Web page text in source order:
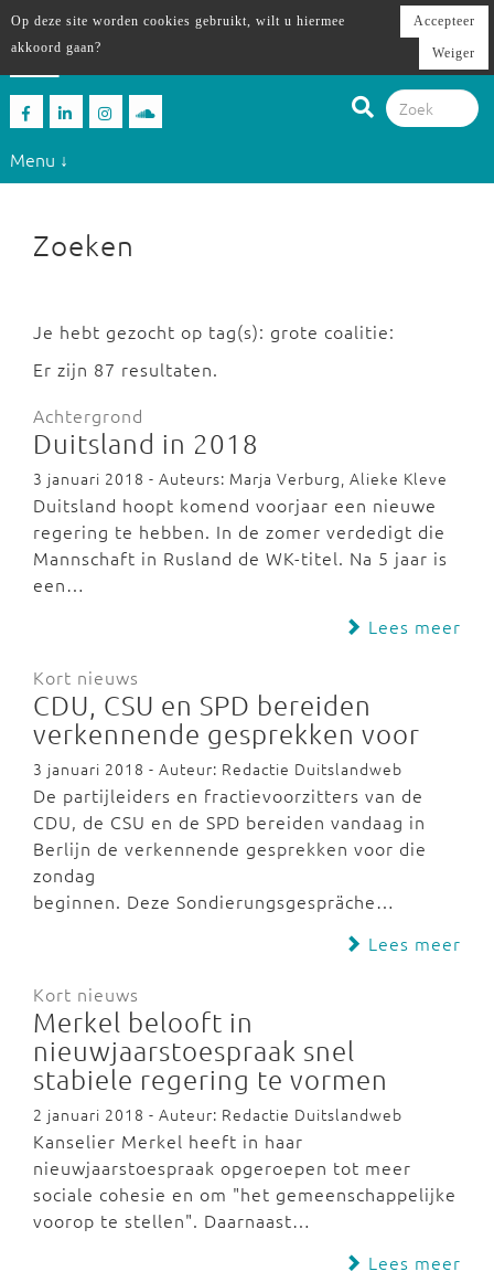
Menu ↓
Zoeken
Je hebt gezocht op tag(s): grote coalitie:
Er zijn 87 resultaten.
Achtergrond
Duitsland in 2018
3 januari 2018 - Auteurs: Marja Verburg, Alieke Kleve
Duitsland hoopt komend voorjaar een nieuwe
regering te hebben. In de zomer verdedigt die
Mannschaft in Rusland de WK-titel. Na 5 jaar is
een…
Lees meer
Kort nieuws
CDU, CSU en SPD bereiden
verkennende gesprekken voor
3 januari 2018 - Auteur: Redactie Duitslandweb
De partijleiders en fractievoorzitters van de
CDU, de CSU en de SPD bereiden vandaag in
Berlijn de verkennende gesprekken voor die
zondag
beginnen. Deze Sondierungsgespräche…
Lees meer
Kort nieuws
Merkel belooft in
nieuwjaarstoespraak snel
stabiele regering te vormen
2 januari 2018 - Auteur: Redactie Duitslandweb
Kanselier Merkel heeft in haar
nieuwjaarstoespraak opgeroepen tot meer
sociale cohesie en om "het gemeenschappelijke
voorop te stellen". Daarnaast…
Lees meer
Op deze site worden cookies gebruikt, wilt u hiermee
akkoord gaan?
Accepteer
Weiger